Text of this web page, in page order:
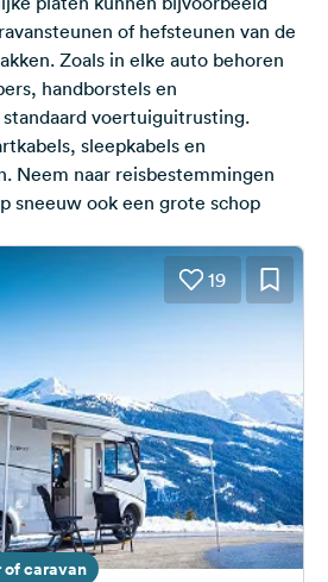
of hefsteunen van de
Zoals in elke auto behoren
handborstels en
voertuiguitrusting.
sleepkabels en
Neem naar reisbestemmingen
sneeuw ook een grote schop
19
of caravan